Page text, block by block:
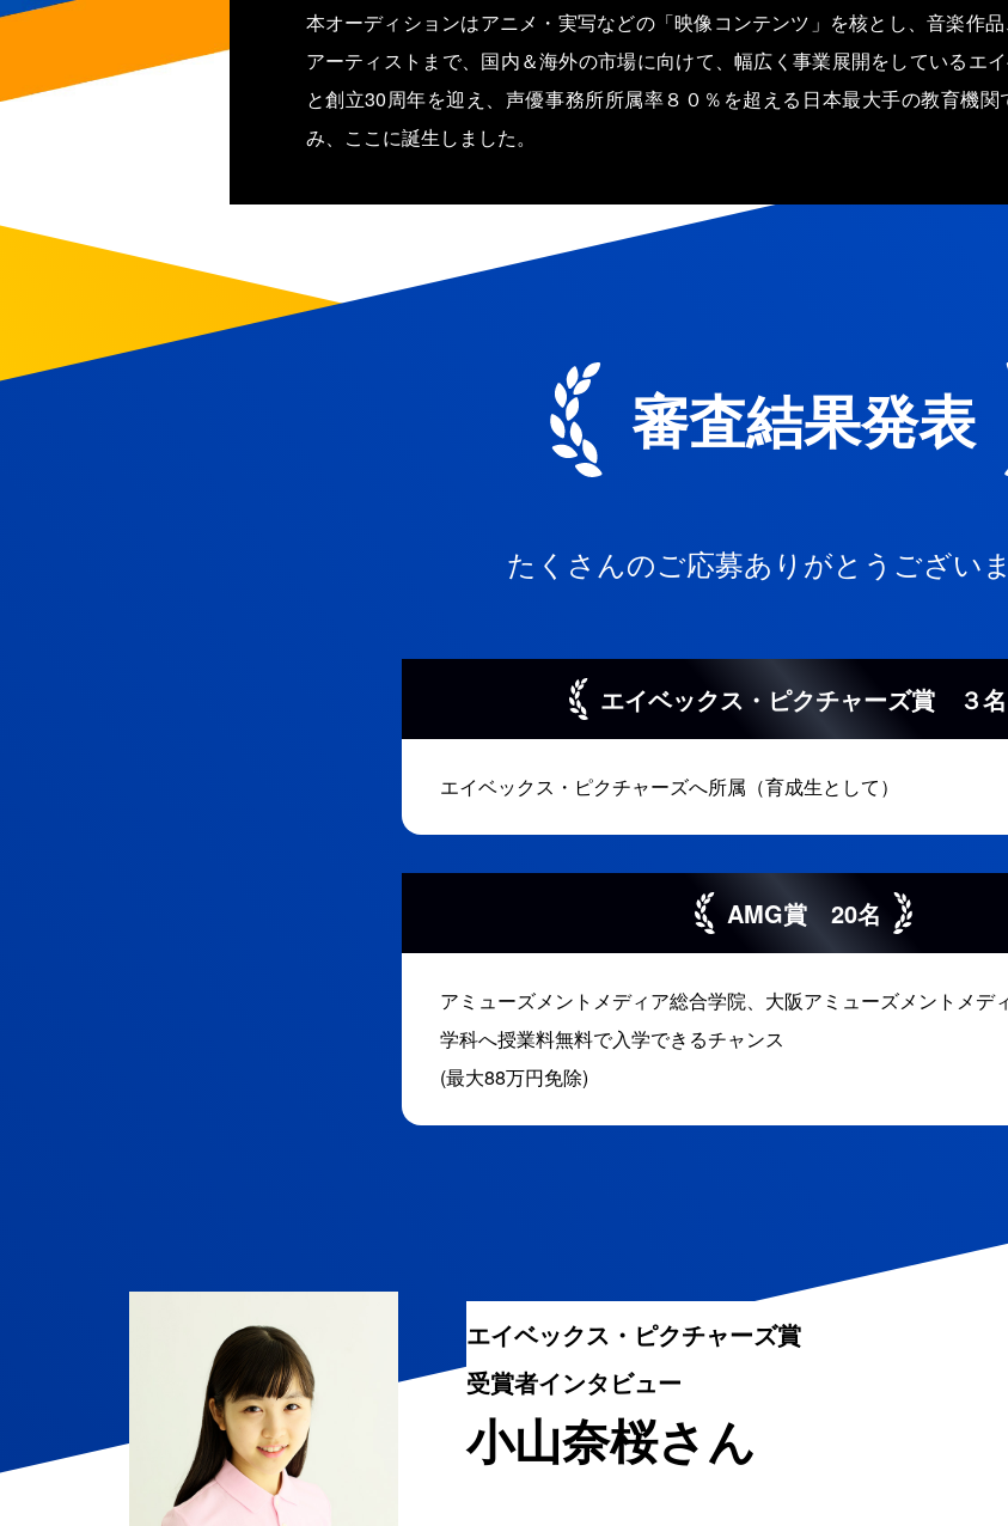
本オーディションはアニメ・実写などの「映像コンテンツ」を核とし、音楽作
アーティストまで、国内＆海外の市場に向けて、幅広く事業展開をしているエ
と創立30周年を迎え、声優事務所所属率８０％を超える日本最大手の教育機関
み、ここに誕生しました。
審査結果発表
たくさんのご応募ありがとうござい
エイベックス・ピクチャーズ賞 ３名
エイベックス・ピクチャーズへ所属（育成生として）
AMG賞 20名
アミューズメントメディア総合学院、大阪アミューズメントメデ
学科へ授業料無料で入学できるチャンス
(最大88万円免除)
エイベックス・ピクチャーズ賞
受賞者インタビュー
小山奈桜さん